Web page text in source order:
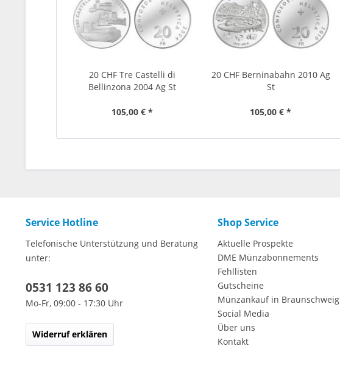
20 CHF Tre Castelli di
Bellinzona 2004 Ag St
105,00 € *
20 CHF Berninabahn 2010 Ag
St
105,00 € *
Service Hotline
Telefonische Unterstützung und Beratung
unter:
0531 123 86 60
Mo-Fr, 09:00 - 17:30 Uhr
Widerruf erklären
Shop Service
Aktuelle Prospekte
DME Münzabonnements
Fehllisten
Gutscheine
Münzankauf in Braunschweig
Social Media
Über uns
Kontakt